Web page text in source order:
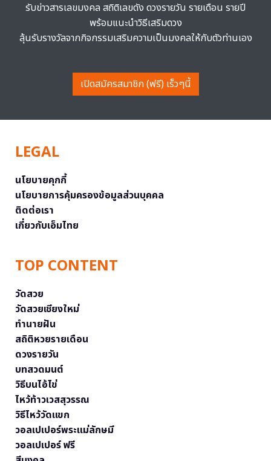
รับข่าวสารเลขมงคล สถิติเลขดัง ดวงรายวัน รายเดือน รายปี
พร้อมแนะนำวิธีเสริมดวง
ลุ้นรับรางวัลจากกิจกรรมเสริมความเป็นมงคลให้กับตัวท่านเอง
เปิดสมัครสมาชิก (ฟรี) เร็วๆนี้
LEGAL
นโยบายคุกกี้
นโยบายการคุ้มครองข้อมูลส่วนบุคคล
ติดต่อเรา
เกี่ยวกับเอ็มไทย
TOP CONTENT
วัดสวย
วัดสวยเชียงใหม่
ทำนายฝัน
สถิติหวยรายเดือน
ดวงรายวัน
บทสวดมนต์
วิธีบนไอ้ไข่
ไหว้ท้าวเวสสุวรรณ
วิธีไหว้วัดแขก
วอลเปเปอร์พระแม่ลักษมี
วอลเปเปอร์ ฟรี